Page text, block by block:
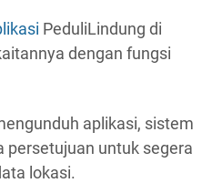
PeduliLindung di
dengan fungsi
aplikasi, sistem
untuk segera
lokasi.